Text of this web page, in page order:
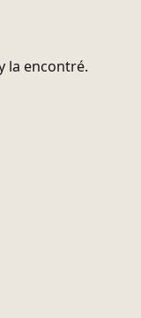
la encontré.